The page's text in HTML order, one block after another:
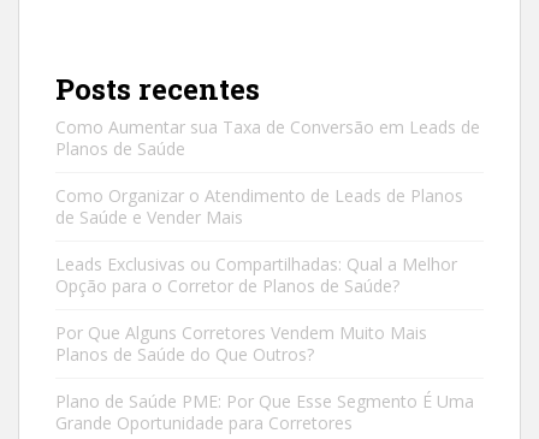
Posts recentes
Como Aumentar sua Taxa de Conversão em Leads de
Planos de Saúde
Como Organizar o Atendimento de Leads de Planos
de Saúde e Vender Mais
Leads Exclusivas ou Compartilhadas: Qual a Melhor
Opção para o Corretor de Planos de Saúde?
Por Que Alguns Corretores Vendem Muito Mais
Planos de Saúde do Que Outros?
Plano de Saúde PME: Por Que Esse Segmento É Uma
Grande Oportunidade para Corretores